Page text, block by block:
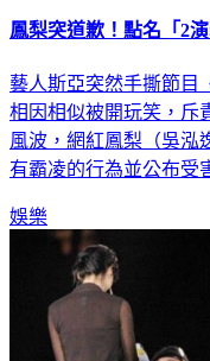
鳳梨突道歉！點名「2
藝人斯亞突然手撕節目
相因相似被開玩笑，斥
風波，網紅鳳梨（吳泓
有霸凌的行為並公布受
娛樂